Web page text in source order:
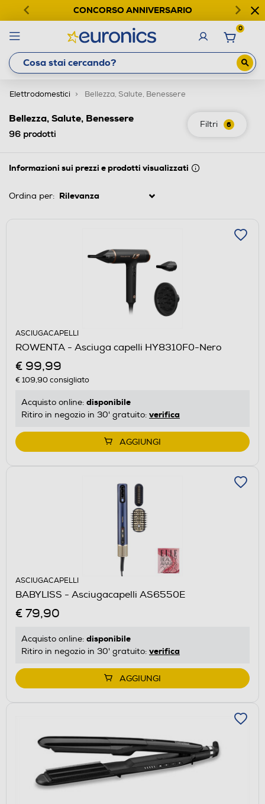
CONCORSO ANNIVERSARIO
0
Elettrodomestici Bellezza, Salute, Benessere
Filtri 6
Bellezza, Salute, Benessere
96 prodotti
Informazioni sui prezzi e prodotti visualizzati
Ordina per:
ASCIUGACAPELLI
ROWENTA - Asciuga capelli HY8310F0-Nero
€ 99,99
€ 109,90consigliato
Acquisto online: disponibile
Ritiro in negozio in 30' gratuito: verifica
AGGIUNGI
ASCIUGACAPELLI
BABYLISS - Asciugacapelli AS6550E
€ 79,90
Acquisto online: disponibile
Ritiro in negozio in 30' gratuito: verifica
AGGIUNGI